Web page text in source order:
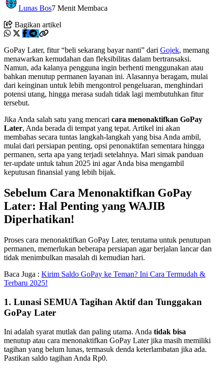
Lunas Bos7 Menit Membaca
Bagikan artikel
GoPay Later, fitur “beli sekarang bayar nanti” dari Gojek, memang
menawarkan kemudahan dan fleksibilitas dalam bertransaksi.
Namun, ada kalanya pengguna ingin berhenti menggunakan atau
bahkan menutup permanen layanan ini. Alasannya beragam, mulai
dari keinginan untuk lebih mengontrol pengeluaran, menghindari
potensi utang, hingga merasa sudah tidak lagi membutuhkan fitur
tersebut.
Jika Anda salah satu yang mencari cara menonaktifkan GoPay
Later, Anda berada di tempat yang tepat. Artikel ini akan
membahas secara tuntas langkah-langkah yang bisa Anda ambil,
mulai dari persiapan penting, opsi penonaktifan sementara hingga
permanen, serta apa yang terjadi setelahnya. Mari simak panduan
ter-update untuk tahun 2025 ini agar Anda bisa mengambil
keputusan finansial yang lebih bijak.
Sebelum Cara Menonaktifkan GoPay
Later: Hal Penting yang WAJIB
Diperhatikan!
Proses cara menonaktifkan GoPay Later, terutama untuk penutupan
permanen, memerlukan beberapa persiapan agar berjalan lancar dan
tidak menimbulkan masalah di kemudian hari.
Baca Juga : Kirim Saldo GoPay ke Teman? Ini Cara Termudah &
Terbaru 2025!
1. Lunasi SEMUA Tagihan Aktif dan Tunggakan
GoPay Later
Ini adalah syarat mutlak dan paling utama. Anda tidak bisa
menutup atau cara menonaktifkan GoPay Later jika masih memiliki
tagihan yang belum lunas, termasuk denda keterlambatan jika ada.
Pastikan saldo tagihan Anda Rp0.